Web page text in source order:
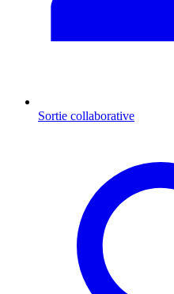
Sortie collaborative